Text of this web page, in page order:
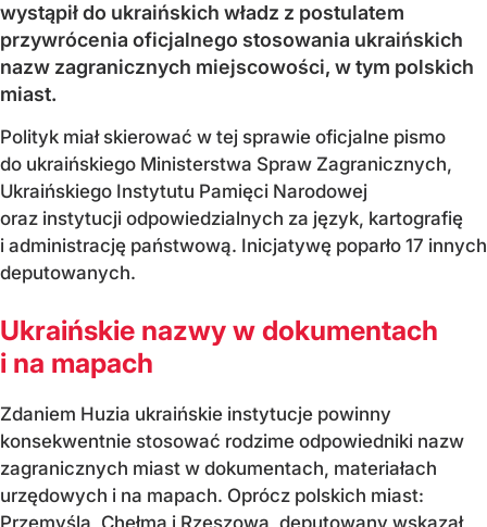
wystąpił do ukraińskich władz z postulatem
przywrócenia oficjalnego stosowania ukraińskich
nazw zagranicznych miejscowości, w tym polskich
miast.
Polityk miał skierować w tej sprawie oficjalne pismo
do ukraińskiego Ministerstwa Spraw Zagranicznych,
Ukraińskiego Instytutu Pamięci Narodowej
oraz instytucji odpowiedzialnych za język, kartografię
i administrację państwową. Inicjatywę poparło 17 innych
deputowanych.
Ukraińskie nazwy w dokumentach
i na mapach
Zdaniem Huzia ukraińskie instytucje powinny
konsekwentnie stosować rodzime odpowiedniki nazw
zagranicznych miast w dokumentach, materiałach
urzędowych i na mapach. Oprócz polskich miast:
Przemyśla, Chełma i Rzeszowa, deputowany wskazał